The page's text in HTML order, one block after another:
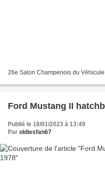
26e Salon Champenois du
Ford Mustang II
Publié le 18/01/2023 à 13:49
Par oldiesfan67